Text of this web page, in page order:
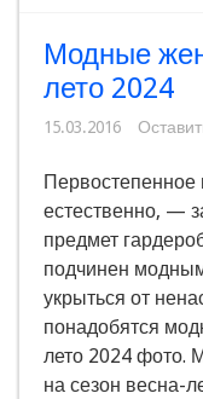
Модные
лето 2024
15.03.2016
Первостепенное
естественно, —
предмет
подчинен
укрыться от
понадобятся
лето 2024 фото.
на сезон весна-